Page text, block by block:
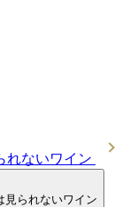
れないワイン
見られないワイン